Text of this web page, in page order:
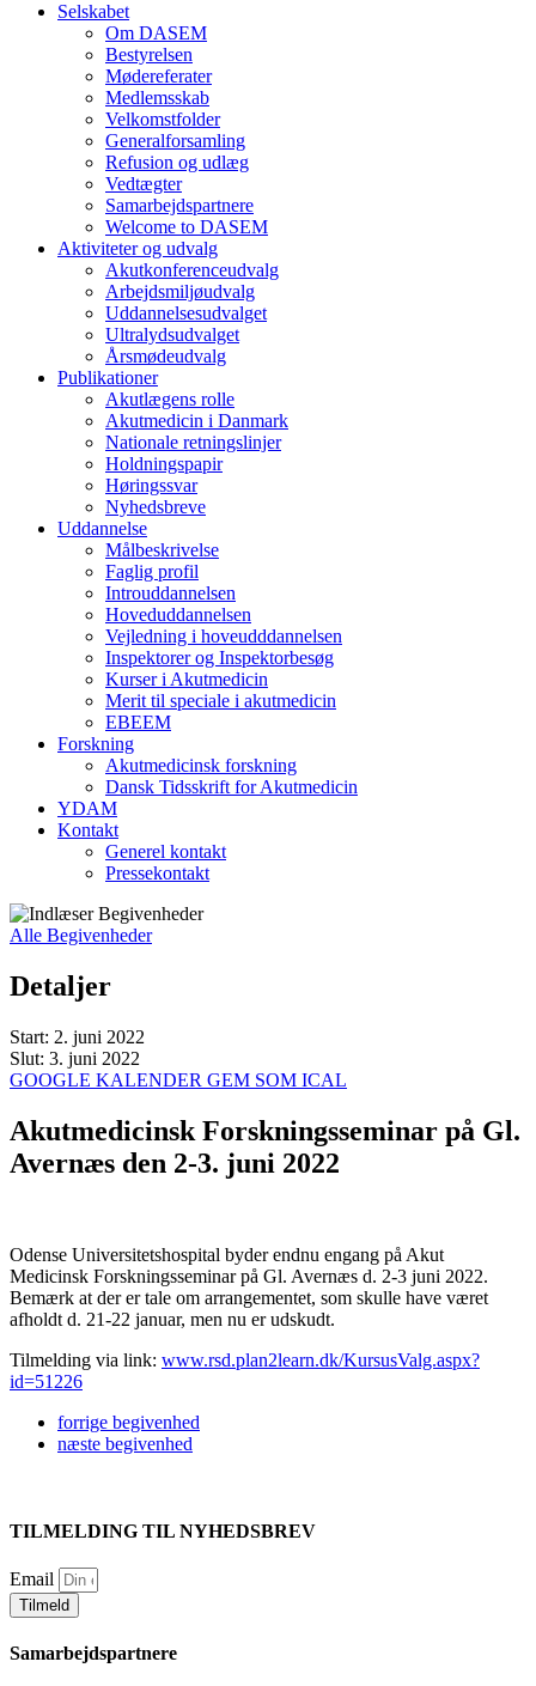
Selskabet
Om DASEM
Bestyrelsen
Mødereferater
Medlemsskab
Velkomstfolder
Generalforsamling
Refusion og udlæg
Vedtægter
Samarbejdspartnere
Welcome to DASEM
Aktiviteter og udvalg
Akutkonferenceudvalg
Arbejdsmiljøudvalg
Uddannelsesudvalget
Ultralydsudvalget
Årsmødeudvalg
Publikationer
Akutlægens rolle
Akutmedicin i Danmark
Nationale retningslinjer
Holdningspapir
Høringssvar
Nyhedsbreve
Uddannelse
Målbeskrivelse
Faglig profil
Introuddannelsen
Hoveduddannelsen
Vejledning i hoveudddannelsen
Inspektorer og Inspektorbesøg
Kurser i Akutmedicin
Merit til speciale i akutmedicin
EBEEM
Forskning
Akutmedicinsk forskning
Dansk Tidsskrift for Akutmedicin
YDAM
Kontakt
Generel kontakt
Pressekontakt
Alle Begivenheder
Detaljer
Start: 2. juni 2022
Slut: 3. juni 2022
GOOGLE KALENDER GEM SOM ICAL
Akutmedicinsk Forskningsseminar på Gl.
Avernæs den 2-3. juni 2022
Odense Universitetshospital byder endnu engang på Akut
Medicinsk Forskningsseminar på Gl. Avernæs d. 2-3 juni 2022.
Bemærk at der er tale om arrangementet, som skulle have været
afholdt d. 21-22 januar, men nu er udskudt.
Tilmelding via link: www.rsd.plan2learn.dk/KursusValg.aspx?
id=51226
forrige begivenhed
næste begivenhed
TILMELDING TIL NYHEDSBREV
Email
Tilmeld
Samarbejdspartnere